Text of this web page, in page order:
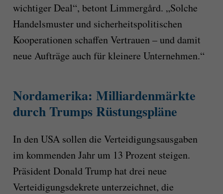
wichtiger Deal“, betont Limmergård. „Solche
Handelsmuster und sicherheitspolitischen
Kooperationen schaffen Vertrauen – und damit
neue Aufträge auch für kleinere Unternehmen.“
Nordamerika: Milliardenmärkte
durch Trumps Rüstungspläne
In den USA sollen die Verteidigungsausgaben
im kommenden Jahr um 13 Prozent steigen.
Präsident Donald Trump hat drei neue
Verteidigungsdekrete unterzeichnet, die